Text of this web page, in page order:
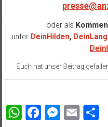
oder als
unter DeinHilden,
Euch hat unser Beitrag
WhatsApp
Facebook
Email